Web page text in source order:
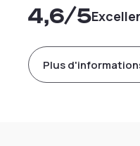
4,6/5
Plus